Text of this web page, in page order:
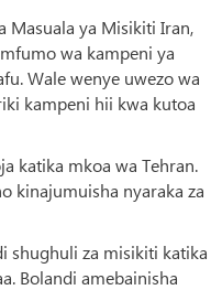
Masuala ya Misikiti Iran,
wa kampeni ya
Wale wenye uwezo wa
kampeni hii kwa kutoa
katika mkoa wa Tehran.
kinajumuisha nyaraka za
shughuli za misikiti katika
Bolandi amebainisha